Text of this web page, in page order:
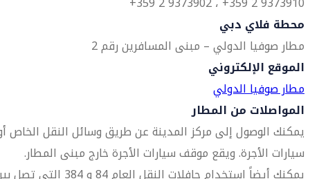
محطة فلاي دبي
مطار صوفيا الدولي – مبنى المسافرين رقم 2
الموقع الإلكتروني
مطار صوفيا الدولي
المواصلات من المطار
يمكنك الوصول إلى مركز المدينة عن طريق وسائل النقل الخاص
سيارات الأجرة. ويقع موقف سيارات الأجرة خارج مبنى المطار.
يمكنك أيضاً استخدام حافلات النقل العام 84 و 384